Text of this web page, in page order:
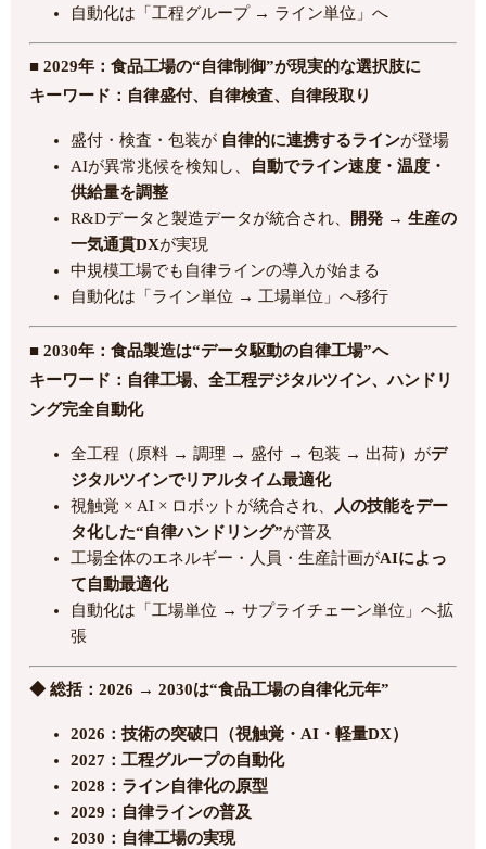
自動化は「工程グループ → ライン単位」へ
■ 2029年：食品工場の“自律制御”が現実的な選択肢に
キーワード：自律盛付、自律検査、自律段取り
盛付・検査・包装が 自律的に連携するラインが登場
AIが異常兆候を検知し、
自動でライン速度・温度・
供給量を調整
R&Dデータと製造データが統合され、
開発 → 生産の
一気通貫DXが実現
中規模工場でも自律ラインの導入が始まる
自動化は「ライン単位 → 工場単位」へ移行
■ 2030年：食品製造は“データ駆動の自律工場”へ
キーワード：自律工場、全工程デジタルツイン、ハンドリ
ング完全自動化
全工程（原料 → 調理 → 盛付 → 包装 → 出荷）がデ
ジタルツインでリアルタイム最適化
視触覚 × AI × ロボットが統合され、
人の技能をデー
タ化した“自律ハンドリング”が普及
工場全体のエネルギー・人員・生産計画がAIによっ
て自動最適化
自動化は「工場単位 → サプライチェーン単位」へ拡
張
◆ 総括：2026 → 2030は“食品工場の自律化元年”
2026：技術の突破口（視触覚・AI・軽量DX）
2027：工程グループの自動化
2028：ライン自律化の原型
2029：自律ラインの普及
2030：自律工場の実現